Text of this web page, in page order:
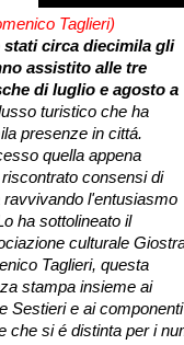
Taglieri)
stati circa diecimila gli
assistito alle tre
di luglio e agosto a
turistico che ha
presenze in cittá.
quella appena
consensi di
l'entusiasmo
ha sottolineato il
culturale
Taglieri, questa
stampa insieme ai
Sestieri e ai
che si é distinta per i